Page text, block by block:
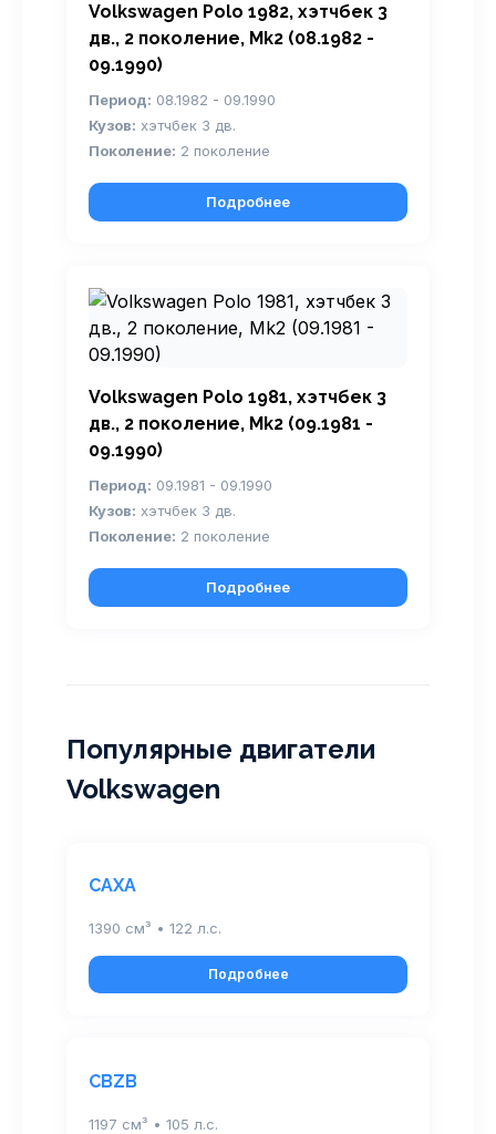
Volkswagen Polo 1982, хэтчбек 3
дв., 2 поколение, Mk2 (08.1982 -
09.1990)
Период: 08.1982 - 09.1990
Кузов: хэтчбек 3 дв.
Поколение: 2 поколение
Подробнее
Volkswagen Polo 1981, хэтчбек 3
дв., 2 поколение, Mk2 (09.1981 -
09.1990)
Период: 09.1981 - 09.1990
Кузов: хэтчбек 3 дв.
Поколение: 2 поколение
Подробнее
Популярные двигатели
Volkswagen
CAXA
1390 см³ • 122 л.с.
Подробнее
CBZB
1197 см³ • 105 л.с.